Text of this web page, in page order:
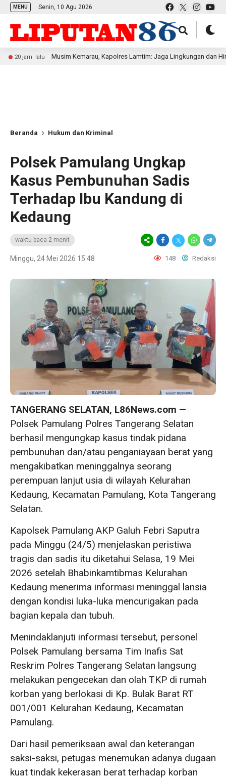
MENU Senin, 10 Agu 2026
Musim Kemarau, Kapolres Lamtim: Jaga Lingkungan dan Hindari
Beranda Hukum dan Kriminal
Polsek Pamulang Ungkap
Kasus Pembunuhan Sadis
Terhadap Ibu Kandung di
Kedaung
waktu baca 2 menit
Minggu, 24 Mei 2026 15:48 148 Redaksi
TANGERANG SELATAN, L86News.com —
Polsek Pamulang Polres Tangerang Selatan
berhasil mengungkap kasus tindak pidana
pembunuhan dan/atau penganiayaan berat yang
mengakibatkan meninggalnya seorang
perempuan lanjut usia di wilayah Kelurahan
Kedaung, Kecamatan Pamulang, Kota Tangerang
Selatan.
Kapolsek Pamulang AKP Galuh Febri Saputra
pada Minggu (24/5) menjelaskan peristiwa
tragis dan sadis itu diketahui Selasa, 19 Mei
2026 setelah Bhabinkamtibmas Kelurahan
Kedaung menerima informasi meninggal lansia
dengan kondisi luka-luka mencurigakan pada
bagian kepala dan tubuh.
Menindaklanjuti informasi tersebut, personel
Polsek Pamulang bersama Tim Inafis Sat
Reskrim Polres Tangerang Selatan langsung
melakukan pengecekan dan olah TKP di rumah
korban yang berlokasi di Kp. Bulak Barat RT
001/001 Kelurahan Kedaung, Kecamatan
Pamulang.
Dari hasil pemeriksaan awal dan keterangan
saksi-saksi, petugas menemukan adanya dugaan
kuat tindak kekerasan berat terhadap korban